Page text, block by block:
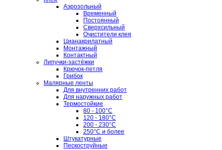
Аэрозольный
Временный
Постоянный
Сверхсильный
Очистители клея
Цианакрилатный
Монтажный
Контактный
Липучки-застёжки
Крючок-петля
Грибок
Малярные ленты
Для внутренних работ
Для наружных работ
Термостойкие
80 - 100°C
120 - 180°C
200 - 230°C
250°C и более
Штукатурные
Пескоструйные